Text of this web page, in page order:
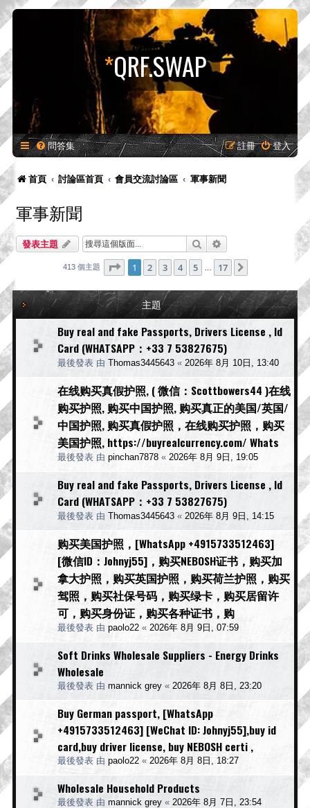
*QRF.SWAP
問答集 登入
註冊
首頁 討論區首頁 會員交流討論區 軍事新聞
軍事新聞
發表主題 搜尋
413 個主題 第 1 頁 (共17 頁)
1 2 3 4 5 17
主題
Buy real and fake Passports, Drivers License , Id
Card (WHATSAPP：+33 7 53827675)
最後發表 由 Thomas3445643 « 2026年 8月 10日, 13:40
在线购买真假护照, ( 微信：Scottbowers44 )在线
购买护照, 购买中国护照, 购买真正的美国/英国/
中国护照, 购买真假护照，在线购买护照，购买
美国护照, https://buyrealcurrency.com/ Whats
最後發表 由 pinchan7878 « 2026年 8月 9日, 19:05
Buy real and fake Passports, Drivers License , Id
Card (WHATSAPP：+33 7 53827675)
最後發表 由 Thomas3445643 « 2026年 8月 9日, 14:15
购买美国护照，[WhatsApp +4915733512463]
[微信ID：Johnyj55]，购买NEBOSH证书，购买加
拿大护照，购买英国护照，购买荷兰护照，购买
驾照，购买社保号码，购买绿卡，购买居留许
可，购买身份证，购买各种证书，购
最後發表 由 paolo22 « 2026年 8月 9日, 07:59
Soft Drinks Wholesale Suppliers - Energy Drinks
Wholesale
最後發表 由 mannick grey « 2026年 8月 8日, 23:20
Buy German passport, [WhatsApp
+4915733512463] [WeChat ID: Johnyj55],buy id
card,buy driver license, buy NEBOSH certi ,
最後發表 由 paolo22 « 2026年 8月 8日, 18:27
Wholesale Household Products
最後發表 由 mannick grey « 2026年 8月 7日, 23:54